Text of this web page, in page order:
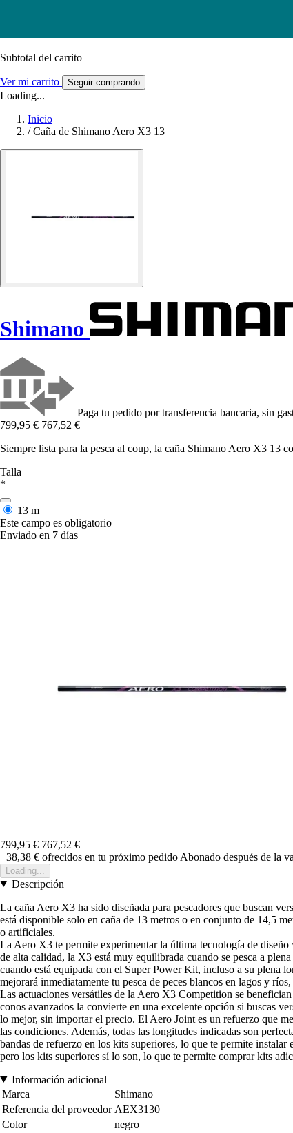
Subtotal del carrito
Ver mi carrito Seguir comprando
Loading...
Inicio
/ Caña de Shimano Aero X3 13
Shimano
Paga tu pedido por transferencia bancaria, sin
799,95 € 767,52 €
Siempre lista para la pesca al coup, la caña Shimano Aero X3 13
Talla
*
13 m
Este campo es obligatorio
Enviado en 7 días
799,95 € 767,52 €
+38,38 € ofrecidos en tu próximo pedido Abonado después de la
Loading...
Descripción
La caña Aero X3 ha sido diseñada para pescadores que buscan
está disponible solo en caña de 13 metros o en conjunto de 14,5
o artificiales.
La Aero X3 te permite experimentar la última tecnología de diseño
de alta calidad, la X3 está muy equilibrada cuando se pesca a
cuando está equipada con el Super Power Kit, incluso a su plena
mejorará inmediatamente tu pesca de peces blancos en lagos y
Las actuaciones versátiles de la Aero X3 Competition se
conos avanzados la convierte en una excelente opción si buscas
lo mejor, sin importar el precio. El Aero Joint es un refuerzo que
las condiciones. Además, todas las longitudes indicadas son
bandas de refuerzo en los kits superiores, lo que te permite
pero los kits superiores sí lo son, lo que te permite comprar kits
Información adicional
Marca
Shimano
Referencia del proveedor AEX3130
Color
negro